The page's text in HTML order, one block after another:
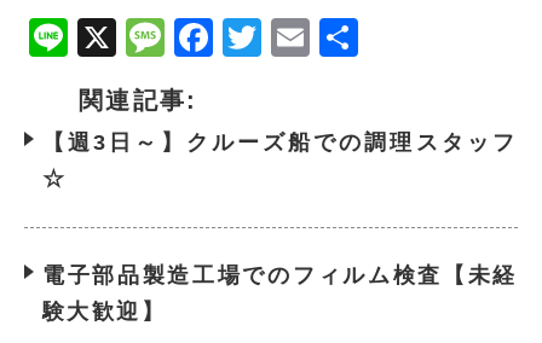
Line
X Message
Facebook
Twitter
Email
関連記事:
【週3日～】クルーズ船での調理スタッフ
☆
電子部品製造工場でのフィルム検査【未経
験大歓迎】